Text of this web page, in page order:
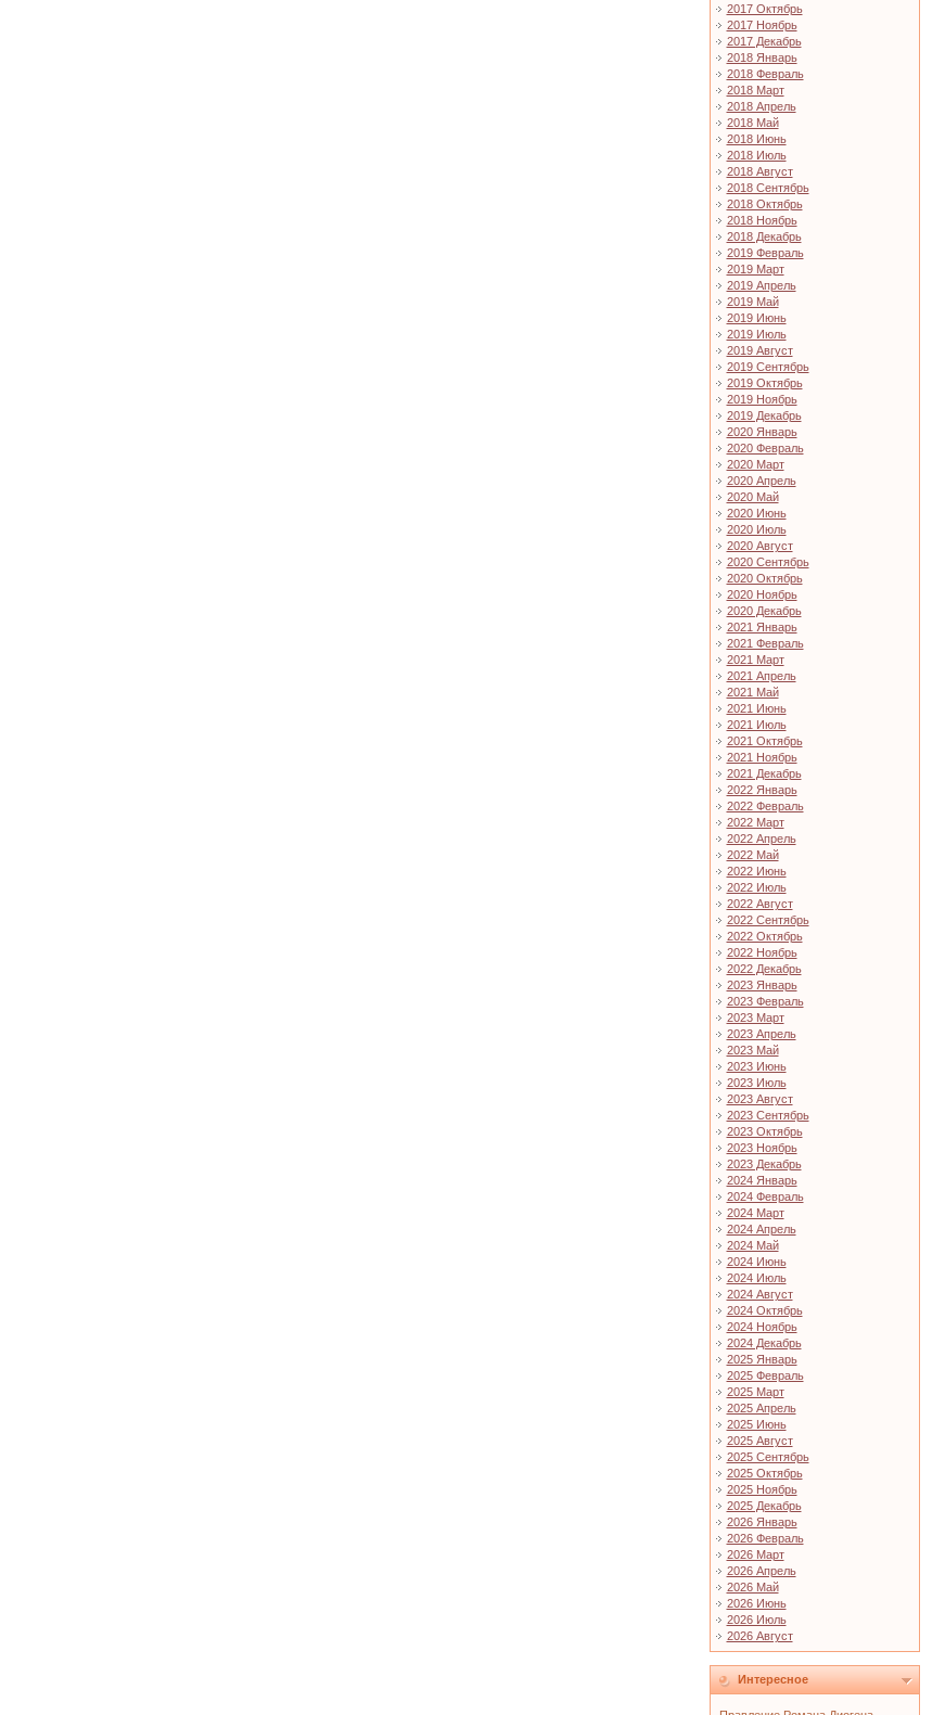
2017 Октябрь
2017 Ноябрь
2017 Декабрь
2018 Январь
2018 Февраль
2018 Март
2018 Апрель
2018 Май
2018 Июнь
2018 Июль
2018 Август
2018 Сентябрь
2018 Октябрь
2018 Ноябрь
2018 Декабрь
2019 Февраль
2019 Март
2019 Апрель
2019 Май
2019 Июнь
2019 Июль
2019 Август
2019 Сентябрь
2019 Октябрь
2019 Ноябрь
2019 Декабрь
2020 Январь
2020 Февраль
2020 Март
2020 Апрель
2020 Май
2020 Июнь
2020 Июль
2020 Август
2020 Сентябрь
2020 Октябрь
2020 Ноябрь
2020 Декабрь
2021 Январь
2021 Февраль
2021 Март
2021 Апрель
2021 Май
2021 Июнь
2021 Июль
2021 Октябрь
2021 Ноябрь
2021 Декабрь
2022 Январь
2022 Февраль
2022 Март
2022 Апрель
2022 Май
2022 Июнь
2022 Июль
2022 Август
2022 Сентябрь
2022 Октябрь
2022 Ноябрь
2022 Декабрь
2023 Январь
2023 Февраль
2023 Март
2023 Апрель
2023 Май
2023 Июнь
2023 Июль
2023 Август
2023 Сентябрь
2023 Октябрь
2023 Ноябрь
2023 Декабрь
2024 Январь
2024 Февраль
2024 Март
2024 Апрель
2024 Май
2024 Июнь
2024 Июль
2024 Август
2024 Октябрь
2024 Ноябрь
2024 Декабрь
2025 Январь
2025 Февраль
2025 Март
2025 Апрель
2025 Июнь
2025 Август
2025 Сентябрь
2025 Октябрь
2025 Ноябрь
2025 Декабрь
2026 Январь
2026 Февраль
2026 Март
2026 Апрель
2026 Май
2026 Июнь
2026 Июль
2026 Август
Интересное